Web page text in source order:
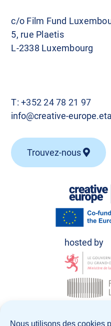
Nous utilisons des cookies
c/o Film Fund
5, rue Plaetis
L-2338 Luxembourg
T:+352 24 78 21 97
info@creative-
Trouvez-nous
© Creative Europe